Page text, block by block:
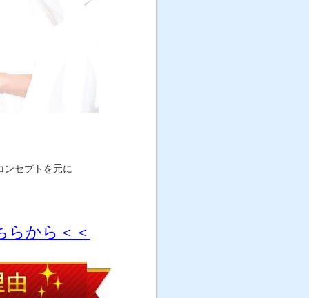
ンセプトを元に
らから＜＜